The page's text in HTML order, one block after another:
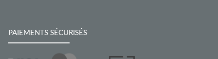
PAIEMENTS SÉCURISÉS